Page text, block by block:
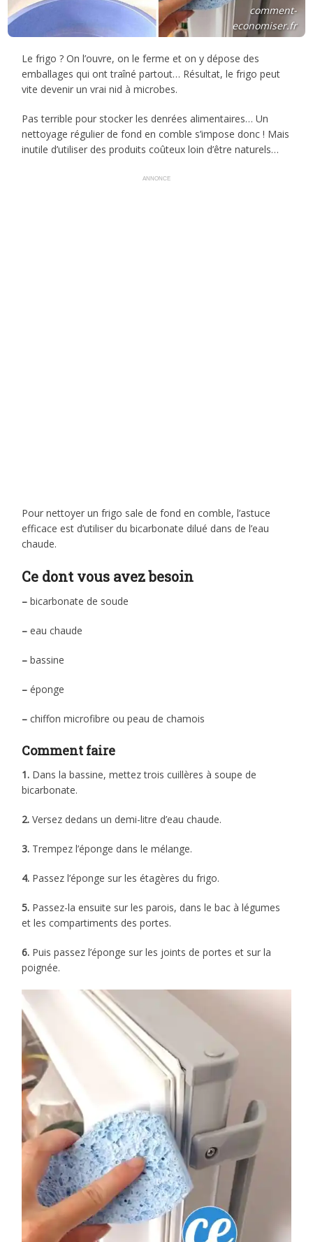
comment-
economiser.fr
Le frigo ? On l’ouvre, on le ferme et on y dépose des
emballages qui ont traîné partout… Résultat, le frigo peut
vite devenir un vrai nid à microbes.
Pas terrible pour stocker les denrées alimentaires… Un
nettoyage régulier de fond en comble s’impose donc ! Mais
inutile d’utiliser des produits coûteux loin d’être naturels…
ANNONCE
Pour nettoyer un frigo sale de fond en comble, l’astuce
efficace est d’utiliser du bicarbonate dilué dans de l’eau
chaude.
Ce dont vous avez besoin
–bicarbonate de soude
–eau chaude
– bassine
–éponge
–chiffon microfibre ou peau de chamois
Comment faire
1. Dans la bassine, mettez trois cuillères à soupe de
bicarbonate.
2.Versez dedans un demi-litre d’eau chaude.
3. Trempez l’éponge dans le mélange.
4. Passez l’éponge sur les étagères du frigo.
5. Passez-la ensuite sur les parois, dans le bac à légumes
et les compartiments des portes.
6. Puis passez l’éponge sur les joints de portes et sur la
poignée.